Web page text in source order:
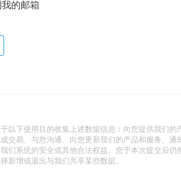
的邮箱
以下使用目的收集上述数据信息：向您提供我们的
交易、与您沟通、向您更新我们的产品和服务、通
们系统的安全或其他合法权益。您于本次提交后仍
新增或退出与我们共享某些数据。